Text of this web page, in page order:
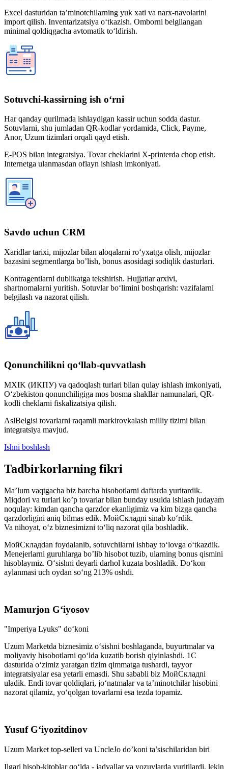
Excel dasturidan ta’minotchilarning yuk xati va narx-navolarini
import qilish. Inventarizatsiya o‘tkazish. Omborni belgilangan
minimal qoldiqgacha avtomatik to‘ldirish.
Sotuvchi-kassirning ish o‘rni
Har qanday qurilmada ishlaydigan kassir uchun sodda dastur.
Sotuvlarni, shu jumladan QR-kodlar yordamida, Click, Payme,
Anor, Uzum tizimlari orqali qayd etish.
E-POS bilan integratsiya. Tovar cheklarini X-printerda chop etish.
Internetga ulanmasdan oflayn ishlash imkoniyati.
Savdo uchun CRM
Xaridlar tarixi, mijozlar bilan aloqalarni ro‘yxatga olish, mijozlar
bazasini segmentlarga bo’lish, bonus asosidagi sodiqlik dasturlari.
Kontragentlarni dublikatga tekshirish. Hujjatlar arxivi,
shartnomalarni yuritish. Sotuvlar bo‘limini boshqarish: vazifalarni
belgilash va nazorat qilish.
Qonunchilikni qo‘llab-quvvatlash
MXIK (ИКПУ) va qadoqlash turlari bilan qulay ishlash imkoniyati,
O‘zbekiston qonunchiligiga mos bosma shakllar namunalari, QR-
kodli cheklarni fiskalizatsiya qilish.
AslBelgisi tovarlarni raqamli markirovkalash milliy tizimi bilan
integratsiya mavjud.
Ishni boshlash
Tadbirkorlarning fikri
Ma’lum vaqtgacha biz barcha hisobotlarni daftarda yuritardik.
Miqdori va turlari ko’p tovarlar bilan bunday usulda ishlash judayam
noqulay: kimdan qancha qarzdor ekanligimiz va kim bizga qancha
qarzdorligini aniq bilmas edik. МойСкладni sinab ko‘rdik.
Va nihoyat, o‘z biznesimizni to‘liq nazorat qila boshladik.
МойСкладdan foydalanib, sotuvchilarni ishbay to‘lovga o‘tkazdik.
Menejerlarni guruhlarga bo’lib hisobot tuzib, ularning bonus qismini
hisoblaymiz. O‘sishni deyarli darhol kuzata boshladik. Do‘kon
aylanmasi uch oydan so‘ng 213% oshdi.
Mamurjon G‘iyosov
"Imperiya Lyuks" do‘koni
Uzum Marketda biznesimiz o‘sishni boshlaganda, buyurtmalar va
moliyaviy hisobotlarni qo‘lda kuzatib borish qiyinlashdi. 1C
dasturida o‘zimiz yaratgan tizim qimmatga tushardi, tayyor
integratsiyalar esa yetarli emasdi. Shu sababli biz МойСкладni
uladik. Endi tovar qoldiqlari, jo‘natmalar va ta’minotchilar hisobini
nazorat qilamiz, yo‘qolgan tovarlarni esa tezda topamiz.
Yusuf G‘iyozitdinov
Uzum Market top-selleri va UncleJo do’koni ta’sischilaridan biri
Ilgari hisob-kitoblar qo‘lda - jadvallar va yozuvlarda yuritilardi, lekin